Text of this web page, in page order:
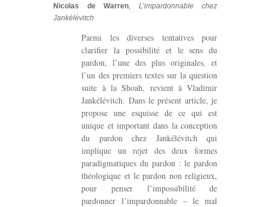
Nicolas de Warren, L’impardonnable chez
Jankélévitch
Parmi les diverses tentatives pour
clarifier la possibilité et le sens du
pardon, l’une des plus originales, et
l’un des premiers textes sur la question
suite à la Shoah, revient à Vladimir
Jankélévitch. Dans le présent article, je
propose une esquisse de ce qui est
unique et important dans la conception
du pardon chez Jankélévitch qui
implique un rejet des deux formes
paradigmatiques du pardon : le pardon
théologique et le pardon non religieux,
pour penser l’impossibilité de
pardonner l’impardonnable – le mal